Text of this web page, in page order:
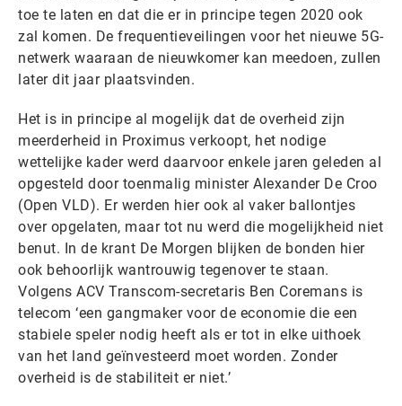
toe te laten en dat die er in principe tegen 2020 ook
zal komen. De frequentieveilingen voor het nieuwe 5G-
netwerk waaraan de nieuwkomer kan meedoen, zullen
later dit jaar plaatsvinden.
Het is in principe al mogelijk dat de overheid zijn
meerderheid in Proximus verkoopt, het nodige
wettelijke kader werd daarvoor enkele jaren geleden al
opgesteld door toenmalig minister Alexander De Croo
(Open VLD). Er werden hier ook al vaker ballontjes
over opgelaten, maar tot nu werd die mogelijkheid niet
benut. In de krant De Morgen blijken de bonden hier
ook behoorlijk wantrouwig tegenover te staan.
Volgens ACV Transcom-secretaris Ben Coremans is
telecom ‘een gangmaker voor de economie die een
stabiele speler nodig heeft als er tot in elke uithoek
van het land geïnvesteerd moet worden. Zonder
overheid is de stabiliteit er niet.’